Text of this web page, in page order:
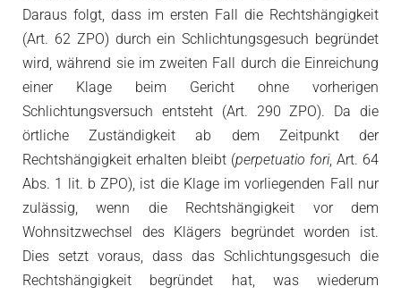
Daraus folgt, dass im ersten Fall die Rechtshängigkeit
(Art. 62 ZPO) durch ein Schlichtungsgesuch begründet
wird, während sie im zweiten Fall durch die Einreichung
einer Klage beim Gericht ohne vorherigen
Schlichtungsversuch entsteht (Art. 290 ZPO). Da die
örtliche Zuständigkeit ab dem Zeitpunkt der
Rechtshängigkeit erhalten bleibt (perpetuatio fori, Art. 64
Abs. 1 lit. b ZPO), ist die Klage im vorliegenden Fall nur
zulässig, wenn die Rechtshängigkeit vor dem
Wohnsitzwechsel des Klägers begründet worden ist.
Dies setzt voraus, dass das Schlichtungsgesuch die
Rechtshängigkeit begründet hat, was wiederum